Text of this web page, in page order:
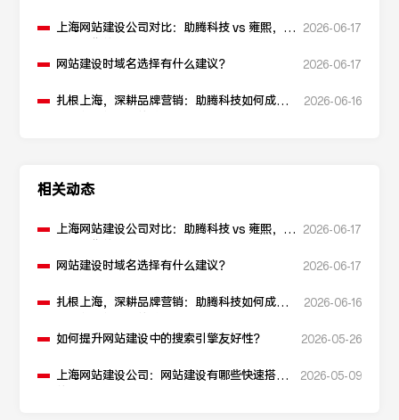
上海网站建设公司对比：助腾科技 vs 雍熙，如
2026-06-17
网站建设时域名选择有什么建议？ 2026-06-17
扎根上海，深耕品牌营销：助腾科技如何成为
2026-06-16
相关动态
上海网站建设公司对比：助腾科技 vs 雍熙，如
2026-06-17
网站建设时域名选择有什么建议？ 2026-06-17
扎根上海，深耕品牌营销：助腾科技如何成为
2026-06-16
如何提升网站建设中的搜索引擎友好性？ 2026-05-26
上海网站建设公司：网站建设有哪些快速搭建
2026-05-09